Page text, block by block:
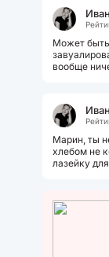
Может быть
вообще
Марин, ты
хлебом не
лазейку